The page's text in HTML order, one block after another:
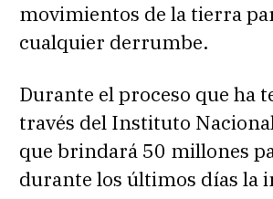
movimientos de la tierra
cualquier derrumbe.
Durante el proceso que ha
través del Instituto
que brindará 50 millones
durante los últimos días la